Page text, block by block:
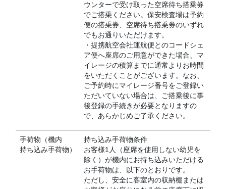
ウンターで受け取った空席待ち搭乗券
でご搭乗ください。保安検査場は予約
便の搭乗券、空席待ち搭乗券のいずれ
でもお通りいただけます。
・提携航空会社運航便とのコードシェ
ア便へ座席のご用意ができた場合、マ
イレージの積算までに通常よりお時間
をいただくことがございます。なお、
ご予約時にマイレージ番号をご登録い
ただいていない場合は、ご搭乗後に事
後登録の手続きが必要となりますの
で、あらかじめご了承ください。
手荷物（機内
持ち込み手荷物）
持ち込み手荷物条件
お客様1人（座席を使用しない幼児を
除く）が機内にお持ち込みいただける
お手荷物は、以下のとおりです。
ただし、安全に客室内の収納棚または